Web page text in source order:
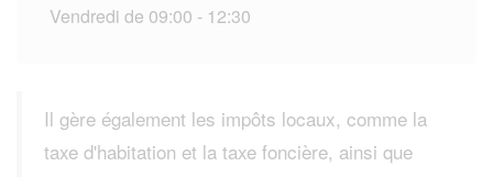
Vendredi de 09:00 - 12:30
Il gère également les impôts locaux, comme la
taxe d'habitation et la taxe foncière, ainsi que